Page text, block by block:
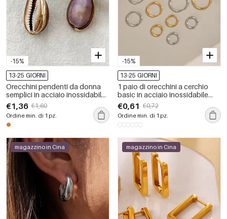
-15%
13-25 GIORNI
Orecchini pendenti da donna
semplici in acciaio inossidabile
color oro, impermeabili.
€1,36 €1,60
Ordine min. di 1 pz.
-15%
13-25 GIORNI
1 paio di orecchini a cerchio
basic in acciaio inossidabile
color oro impermeabili
€0,61 €0,72
Ordine min. di 1 pz.
magazzino in Cina magazzino in Cina